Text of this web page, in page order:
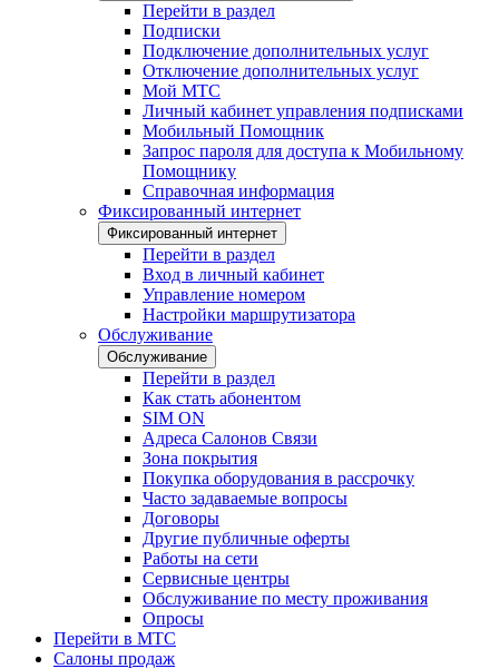
Перейти в раздел
Подписки
Подключение дополнительных услуг
Отключение дополнительных услуг
Мой МТС
Личный кабинет управления подписками
Мобильный Помощник
Запрос пароля для доступа к Мобильному
Помощнику
Справочная информация
Фиксированный интернет
Фиксированный интернет
Перейти в раздел
Вход в личный кабинет
Управление номером
Настройки маршрутизатора
Обслуживание
Обслуживание
Перейти в раздел
Как стать абонентом
SIM ON
Адреса Салонов Связи
Зона покрытия
Покупка оборудования в рассрочку
Часто задаваемые вопросы
Договоры
Другие публичные оферты
Работы на сети
Сервисные центры
Обслуживание по месту проживания
Опросы
Перейти в МТС
Салоны продаж